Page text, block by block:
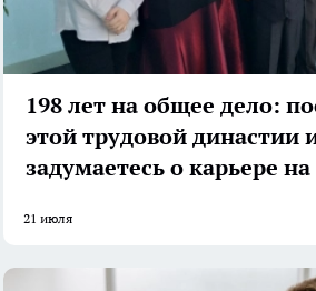
198 лет на общее дело:
этой трудовой династии
задумаетесь о карьере на
21 июля